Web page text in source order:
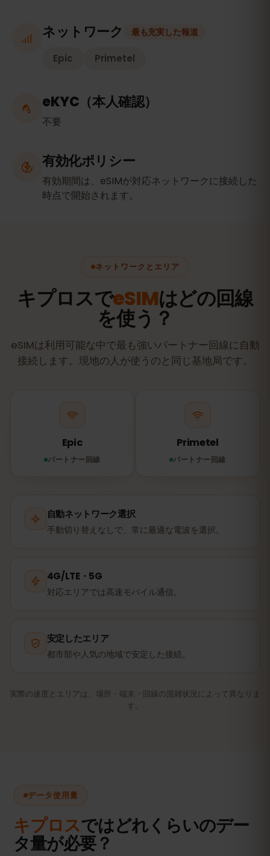
ネットワーク 最も充実した報道
Epic Primetel
eKYC（本人確認）
不要
有効化ポリシー
有効期間は、eSIMが対応ネットワークに接続した
時点で開始されます。
ネットワークとエリア
キプロスでeSIMはどの回線
を使う？
eSIMは利用可能な中で最も強いパートナー回線に自動
接続します。現地の人が使うのと同じ基地局です。
Epic
パートナー回線
Primetel
パートナー回線
自動ネットワーク選択
手動切り替えなしで、常に最適な電波を選択。
4G/LTE・5G
対応エリアでは高速モバイル通信。
安定したエリア
都市部や人気の地域で安定した接続。
実際の速度とエリアは、場所・端末・回線の混雑状況によって異なりま
す。
データ使用量
キプロスではどれくらいのデー
タ量が必要？